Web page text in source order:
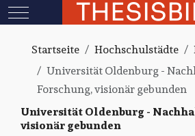
Mobile Menu Toggle
Startseite Hochschulstädte
Universität Oldenburg -
Forschung, visionär gebunden
Universität Oldenburg -
visionär gebunden